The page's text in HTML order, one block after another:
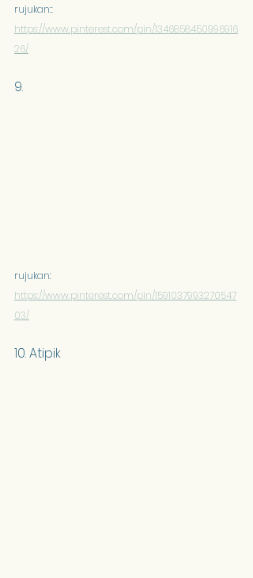
rujukan::
https://www.pinterest.com/pin/1346858450996916
26/
9.
rujukan:
https://www.pinterest.com/pin/1591037993270547
03/
10. Atipik